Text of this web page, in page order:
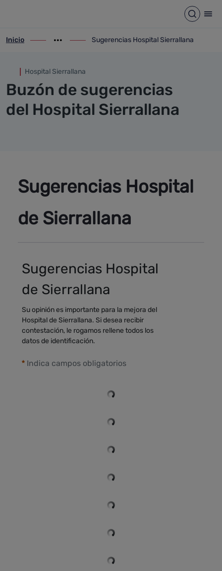
Sugerencias Hospital Abrir
ir-a inicio
Inicio
Mostrar opciones del camino de migas
ir-a Sugerencias Hospital Sierrallana
Sugerencias Hospital Sierrallana
Hospital Sierrallana
Buzón de sugerencias
del Hospital Sierrallana
Sugerencias Hospital
de Sierrallana
Sugerencias Hospital
de Sierrallana
Su opinión es importante para la mejora del
Hospital de Sierrallana. Si desea recibir
contestación, le rogamos rellene todos los
datos de identificación.
Indica campos obligatorios